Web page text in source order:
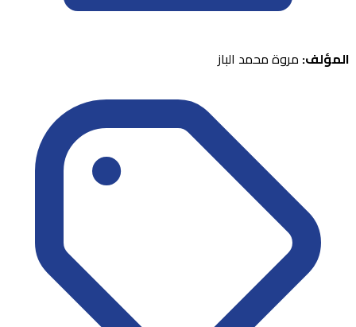
المؤلف: مروة محمد الباز